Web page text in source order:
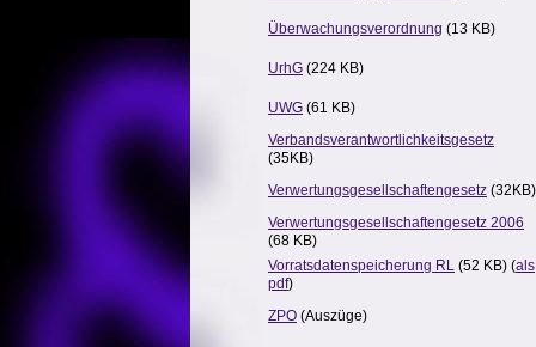
Überwachungsverordnung (13 KB)
UrhG (224 KB)
UWG (61 KB)
Verbandsverantwortlichkeitsgesetz
(35KB)
Verwertungsgesellschaftengesetz (32KB)
Verwertungsgesellschaftengesetz 2006
(68 KB)
Vorratsdatenspeicherung RL (52 KB) (als
pdf)
ZPO (Auszüge)